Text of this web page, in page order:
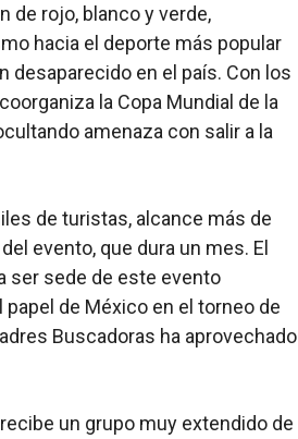
de rojo, blanco y verde,
hacia el deporte más popular
desaparecido en el país. Con los
la Copa Mundial de la
amenaza con salir a la
de turistas, alcance más de
evento, que dura un mes. El
ser sede de este evento
de México en el torneo de
Buscadoras ha aprovechado
un grupo muy extendido de